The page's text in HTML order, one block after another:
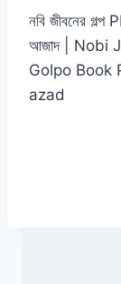
k
নবি জীবনের
আজাদ | Nobi
Golpo Book
azad